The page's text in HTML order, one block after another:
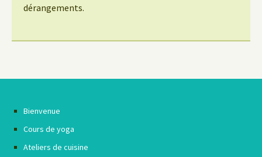
dérangements.
Bienvenue
Cours de yoga
Ateliers de cuisine